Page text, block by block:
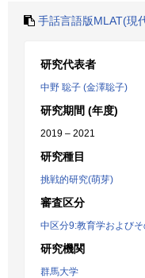
手話言語版MLAT(現
研究代表者
中野 聡子 (金澤聡子)
研究期間 (年度)
2019 – 2021
研究種目
挑戦的研究(萌芽)
審査区分
中区分9:教育学および
研究機関
群馬大学